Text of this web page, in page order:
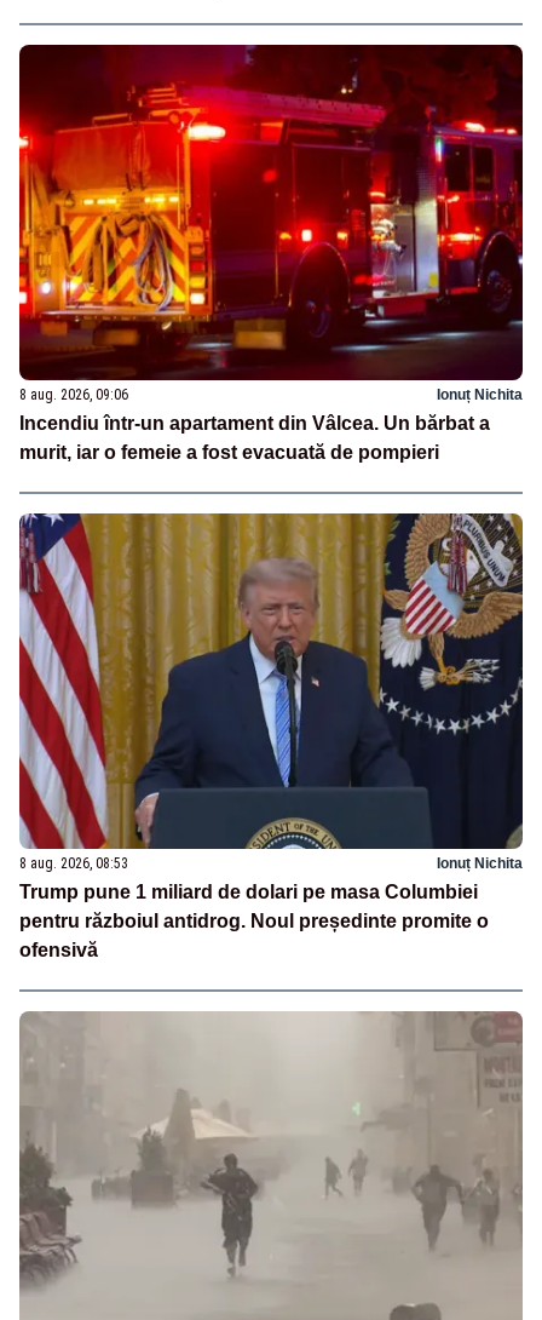
8 aug. 2026, 09:06 Ionuț Nichita
Incendiu într-un apartament din Vâlcea. Un bărbat a
murit, iar o femeie a fost evacuată de pompieri
8 aug. 2026, 08:53 Ionuț Nichita
Trump pune 1 miliard de dolari pe masa Columbiei
pentru războiul antidrog. Noul președinte promite o
ofensivă